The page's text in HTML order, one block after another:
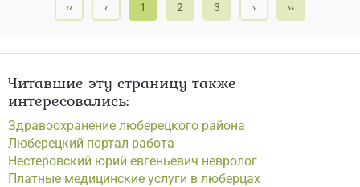
‹‹ ‹ 1 2 3 › ››
Читавшие эту страницу также
интересовались:
Здравоохранение люберецкого района
Люберецкий портал работа
Нестеровский юрий евгеньевич невролог
Платные медицинские услуги в люберцах